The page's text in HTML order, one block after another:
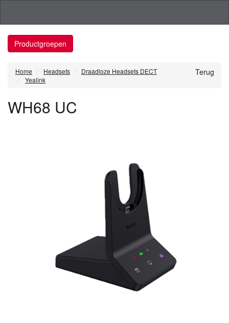
Productgroepen
Terug
Home Headsets
Draadloze Headsets DECT
Yealink
WH68 UC